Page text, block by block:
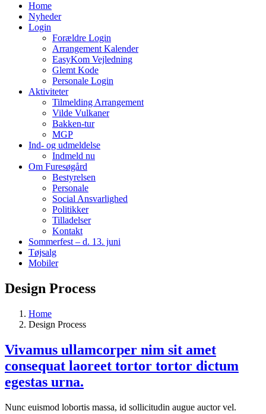
Home
Nyheder
Login
Forældre Login
Arrangement Kalender
EasyKom Vejledning
Glemt Kode
Personale Login
Aktiviteter
Tilmelding Arrangement
Vilde Vulkaner
Bakken-tur
MGP
Ind- og udmeldelse
Indmeld nu
Om Furesøgård
Bestyrelsen
Personale
Social Ansvarlighed
Politikker
Tilladelser
Kontakt
Sommerfest – d. 13. juni
Tøjsalg
Mobiler
Design Process
Home
Design Process
Vivamus ullamcorper nim sit amet
consequat laoreet tortor tortor dictum
egestas urna.
Nunc euismod lobortis massa, id sollicitudin augue auctor vel.